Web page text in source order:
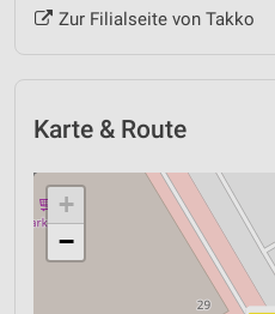
Zur Filialseite von Takko
Karte & Route
+
−